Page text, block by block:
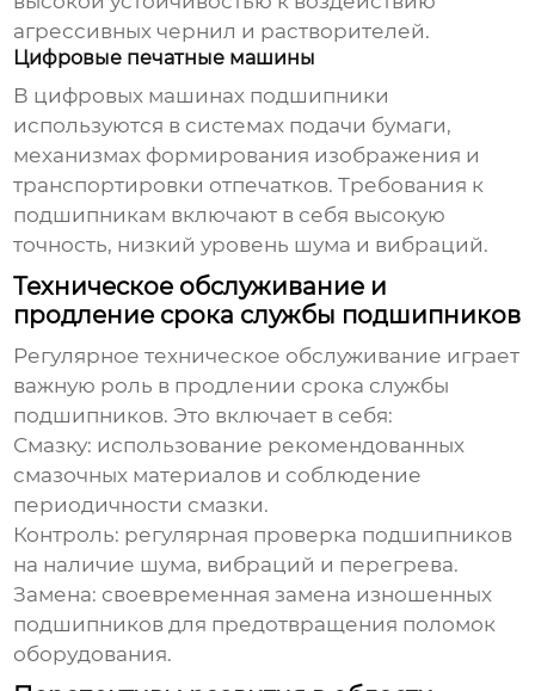
агрессивных чернил и растворителей.
Цифровые печатные машины
В цифровых машинах подшипники
используются в системах подачи бумаги,
механизмах формирования изображения и
транспортировки отпечатков. Требования к
подшипникам включают в себя высокую
точность, низкий уровень шума и вибраций.
Техническое обслуживание и
продление срока службы подшипников
Регулярное техническое обслуживание играет
важную роль в продлении срока службы
подшипников. Это включает в себя:
Смазку: использование рекомендованных
смазочных материалов и соблюдение
периодичности смазки.
Контроль: регулярная проверка подшипников
на наличие шума, вибраций и перегрева.
Замена: своевременная замена изношенных
подшипников для предотвращения поломок
оборудования.